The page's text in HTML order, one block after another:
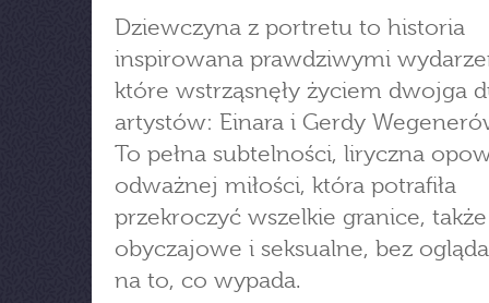
Dziewczyna z portretu to historia
inspirowana prawdziwymi
które wstrząsnęły życiem dwojga
artystów: Einara i Gerdy
To pełna subtelności, liryczna
odważnej miłości, która potrafiła
przekroczyć wszelkie granice,
obyczajowe i seksualne, bez
na to, co wypada.